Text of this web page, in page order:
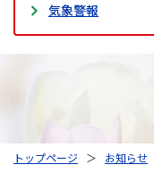
気象警報
トップページ ＞ お知らせ